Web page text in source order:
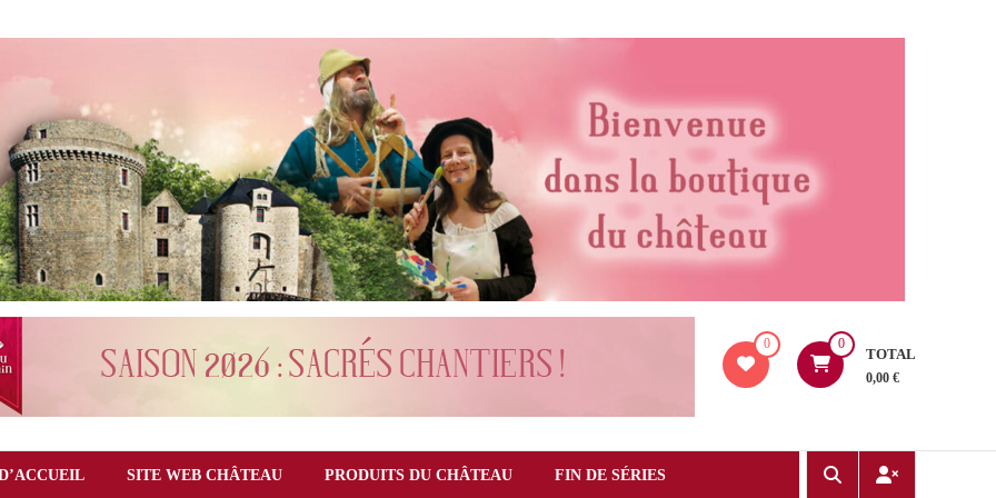
0 0
TOTAL
0,00 €
SITE WEB CHÂTEAU PRODUITS DU CHÂTEAU FIN DE SÉRIES